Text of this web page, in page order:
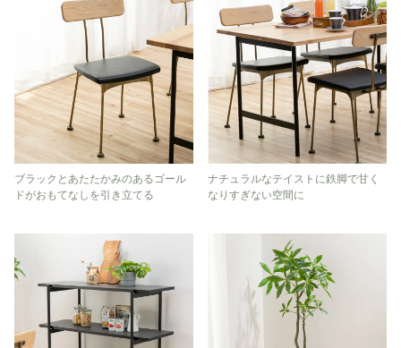
ブラックとあたたかみのあるゴール
ドがおもてなしを引き立てる
ナチュラルなテイストに鉄脚で甘く
なりすぎない空間に